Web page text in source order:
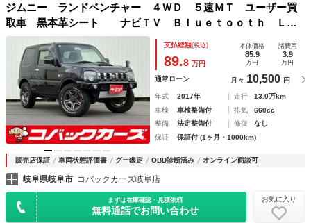
ジムニー ランドベンチャー ４ＷＤ ５速ＭＴ ユーザー買
取車 黒本革シート ナビＴＶ Ｂｌｕｅｔｏｏｔｈ ＬＥ
Ｄ ＥＴＣ シートヒータ 純正１６インチアルミホイール
支払総額(税込)
89.8 万円
本体価格
85.9
万円
諸費用
3.9
万円
通常ローン 月々 10,500 円
年式 2017年 走行
13.0万km
車検
車検整備付 排気
660cc
整備
法定整備付 修復
なし
保証
保証付 (1ヶ月・1000km)
販売店保証 車両状態評価書 グー鑑定 OBD診断済み オンライン商談可
岐阜県岐阜市 コバックカーズ岐阜店
まずは在庫確認・見積依頼
無料通話でお問い合わせ
お気に入り